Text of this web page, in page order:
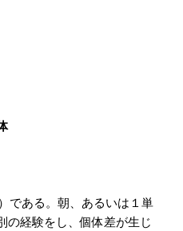
である。朝、あるいは１単
の経験をし、個体差が生じ